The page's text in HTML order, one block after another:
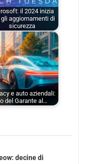
il 2024 inizia
aggiornamenti di
sicurezza
e auto aziendali:
del Garante al…
decine di